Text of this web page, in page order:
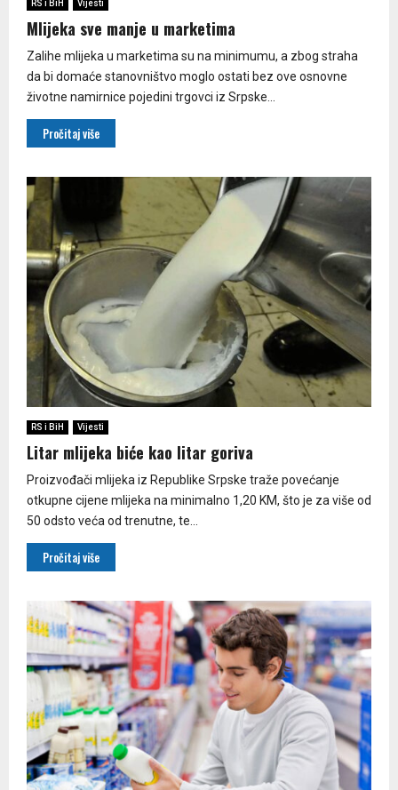
RS i BiH Vijesti
Mlijeka sve manje u marketima
Zalihe mlijeka u marketima su na minimumu, a zbog straha
da bi domaće stanovništvo moglo ostati bez ove osnovne
životne namirnice pojedini trgovci iz Srpske...
Pročitaj više
RS i BiH Vijesti
Litar mlijeka biće kao litar goriva
Proizvođači mlijeka iz Republike Srpske traže povećanje
otkupne cijene mlijeka na minimalno 1,20 KM, što je za više od
50 odsto veća od trenutne, te...
Pročitaj više